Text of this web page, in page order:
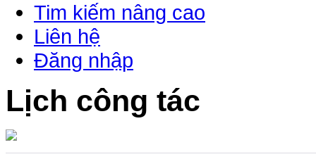
Tim kiếm nâng cao
Liên hệ
Đăng nhập
Lịch công tác